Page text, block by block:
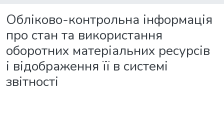
Обліково-контрольна інформація
про стан та використання
оборотних матеріальних ресурсів
і відображення її в системі
звітності